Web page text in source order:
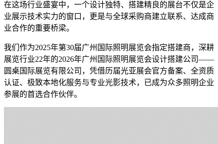
在这场行业盛宴中，一个设计独特、搭建精良的展台不仅是企
业展示技术实力的窗口，更是与全球采购商建立联系、达成商
业合作的重要桥梁。
我们作为2025年第30届广州国际照明展览会指定搭建商，深耕
展览行业22年的2026年广州国际照明展览会设计搭建公司——
圆桌国际展览有限公司，凭借历届光亚展会官方备案、全资质
认证、极致本地化服务与专业光影技术，已成为众多照明企业
参展的首选合作伙伴。